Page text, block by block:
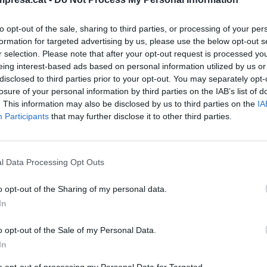
opt-out of the sale, sharing to third parties, or processing of your
for targeted advertising by us, please use the below opt-out
selection. Please note that after your opt-out request is processed
interest-based ads based on personal information utilized by us
to third parties prior to your opt-out. You may separately
of your personal information by third parties on the IAB’s list of
This information may also be disclosed by us to third parties on the
Participants that may further disclose it to other third parties.
Data Processing Opt Outs
opt-out of the Sharing of my personal data.
opt-out of the Sale of my Personal Data.
de 2025
BLAVA
espanyol licita per 12,6 milions el
elèctric a creuers al Port
BLAVA
per reforçar la seguretat
de 2025